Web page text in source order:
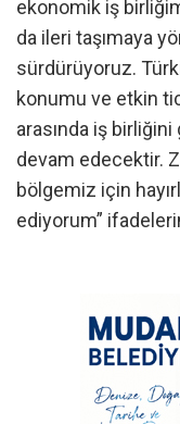
ekonomik iş
da ileri taşımaya
sürdürüyoruz.
konumu ve etkin
arasında iş
devam edecektir.
bölgemiz için
ediyorum”